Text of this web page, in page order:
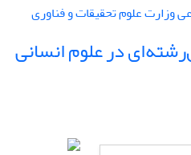
وزارت علوم تحقیقات و فناوری
در علوم انسانی